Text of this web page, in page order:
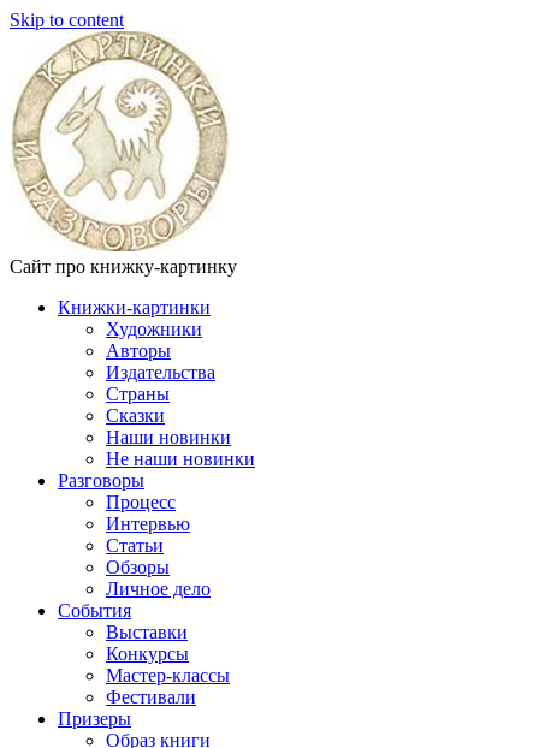
Skip to content
Сайт про книжку-картинку
Книжки-картинки
Художники
Авторы
Издательства
Страны
Сказки
Наши новинки
Не наши новинки
Разговоры
Процесс
Интервью
Статьи
Обзоры
Личное дело
События
Выставки
Конкурсы
Мастер-классы
Фестивали
Призеры
Образ книги